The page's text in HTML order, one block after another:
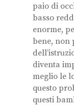
paio di
basso
enorme,
bene, non
diventa
meglio le
questo
questi